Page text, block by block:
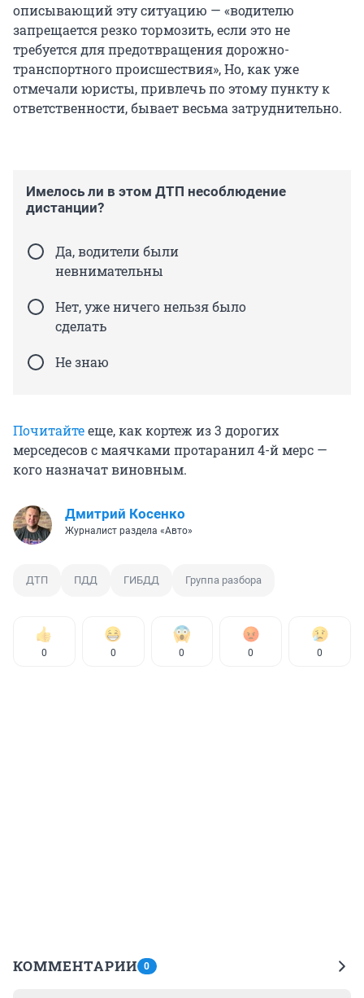
описывающий эту ситуацию — «водителю
запрещается резко тормозить, если это не
требуется для предотвращения дорожно-
транспортного происшествия», Но, как уже
отмечали юристы, привлечь по этому пункту к
ответственности, бывает весьма затруднительно.
Имелось ли в этом ДТП несоблюдение
дистанции?
Да, водители были
невнимательны
Нет, уже ничего нельзя было
сделать
Не знаю
Почитайтееще, как кортеж из 3 дорогих
мерседесов с маячками протаранил 4-й мерс —
кого назначат виновным.
Дмитрий Косенко
Журналист раздела «Авто»
ДТП ПДД ГИБДД Группа разбора
0 0 0 0 0
КОММЕНТАРИИ 0